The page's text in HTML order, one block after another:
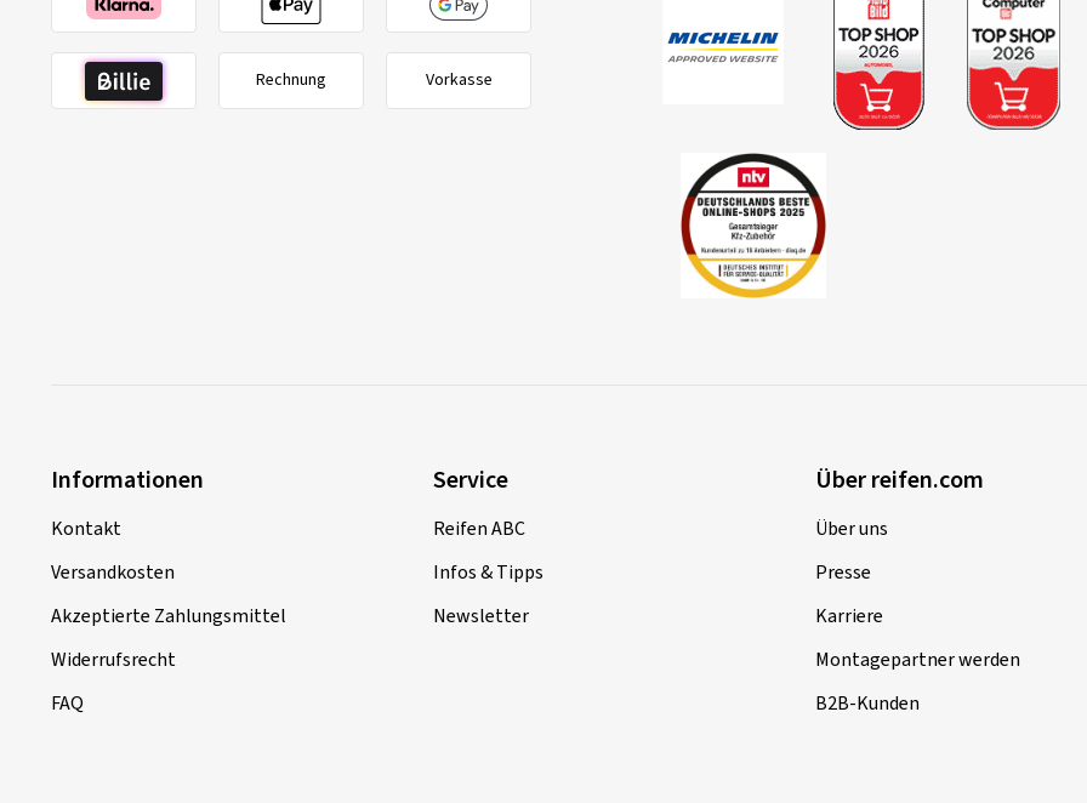
Rechnung Vorkasse
Informationen
Kontakt
Versandkosten
Akzeptierte Zahlungsmittel
Widerrufsrecht
FAQ
Service
Reifen ABC
Infos & Tipps
Newsletter
Über reifen.com
Über uns
Presse
Karriere
Montagepartner werden
B2B-Kunden